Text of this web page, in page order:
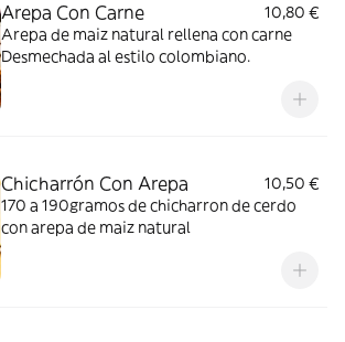
Arepa Con Carne
10,80 €
Arepa de maiz natural rellena con carne
Desmechada al estilo colombiano.
Chicharrón Con Arepa
10,50 €
170 a 190gramos de chicharron de cerdo
con arepa de maiz natural